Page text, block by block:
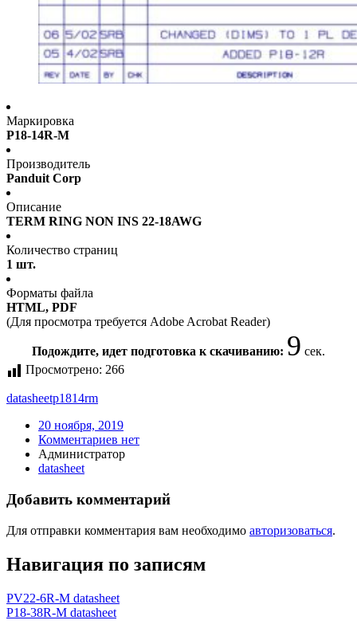
Маркировка
P18-14R-M
Производитель
Panduit Corp
Описание
TERM RING NON INS 22-18AWG
Количество страниц
1 шт.
Форматы файла
HTML, PDF
(Для просмотра требуется Adobe Acrobat Reader)
Подождите, идет подготовка к скачиванию: 9 сек.
Просмотрено: 266
datasheetp1814rm
20 ноября, 2019
Комментариев нет
Администратор
datasheet
Добавить комментарий
Для отправки комментария вам необходимо авторизоваться.
Навигация по записям
PV22-6R-M datasheet
P18-38R-M datasheet